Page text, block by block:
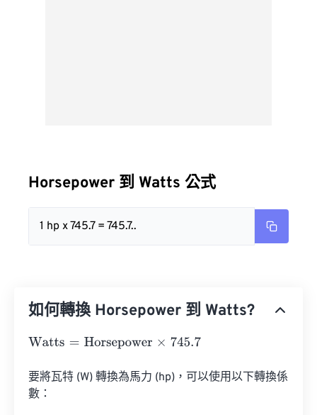
Horsepower 到 Watts 公式
1 hp x 745.7 = 745.7..
如何轉換 Horsepower 到 Watts?
Watts= Horsepower×745.7
要將瓦特 (W) 轉換為馬力 (hp)，可以使用以下轉換係
數：